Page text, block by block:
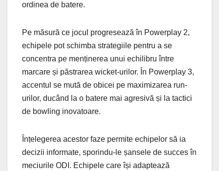
ordinea de batere.
Pe măsură ce jocul progresează în Powerplay 2,
echipele pot schimba strategiile pentru a se
concentra pe menținerea unui echilibru între
marcare și păstrarea wicket-urilor. În Powerplay 3,
accentul se mută de obicei pe maximizarea run-
urilor, ducând la o batere mai agresivă și la tactici
de bowling inovatoare.
Înțelegerea acestor faze permite echipelor să ia
decizii informate, sporindu-le șansele de succes în
meciurile ODI. Echipele care își adaptează